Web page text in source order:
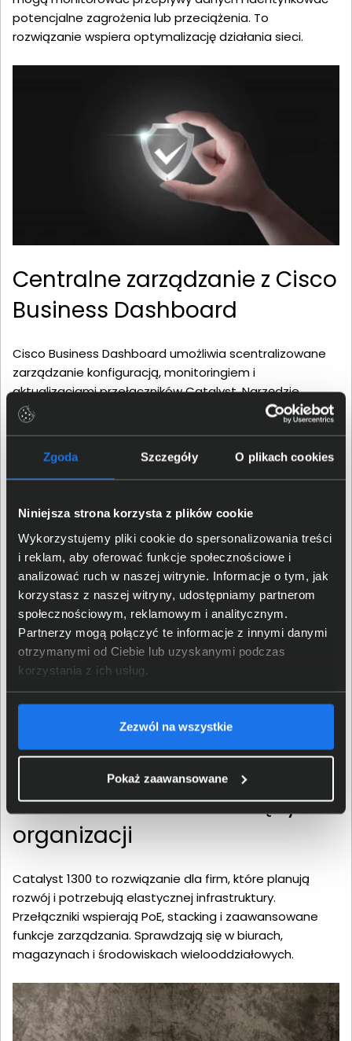
Zgoda Szczegóły O plikach cookies
Niniejsza strona korzysta z plików cookie
Wykorzystujemy pliki cookie do spersonalizowania treści
i reklam, aby oferować funkcje społecznościowe i
analizować ruch w naszej witrynie. Informacje o tym, jak
korzystasz z naszej witryny, udostępniamy partnerom
społecznościowym, reklamowym i analitycznym.
Partnerzy mogą połączyć te informacje z innymi danymi
otrzymanymi od Ciebie lub uzyskanymi podczas
korzystania z ich usług.
Zezwól na wszystkie
Pokaż zaawansowane
potencjalne zagrożenia lub przeciążenia. To
rozwiązanie wspiera optymalizację działania sieci.
Centralne zarządzanie z Cisco
Business Dashboard
Cisco Business Dashboard umożliwia scentralizowane
zarządzanie konfiguracją, monitoringiem i
aktualizacjami przełączników Catalyst. Narzędzie
wspiera większą liczbę urządzeń, przy czym do 25
jednostek dostępne jest bezpłatnie. W przypadku
większych wdrożeń wymagane są licencje
rozszerzające. Interfejs graficzny pozwala na szybkie
wdrażanie polityk sieciowych i kontrolę stanu urządzeń.
Obsługa funkcji Plug and Play umożliwia automatyczne
dodawanie nowych przełączników do infrastruktury.
Proces instalacji uproszczono, co skraca czas
wdrożenia i minimalizuje ryzyko błędów.
Skalowalność dla rosnących
organizacji
Catalyst 1300 to rozwiązanie dla firm, które planują
rozwój i potrzebują elastycznej infrastruktury.
Przełączniki wspierają PoE, stacking i zaawansowane
funkcje zarządzania. Sprawdzają się w biurach,
magazynach i środowiskach wielooddziałowych.